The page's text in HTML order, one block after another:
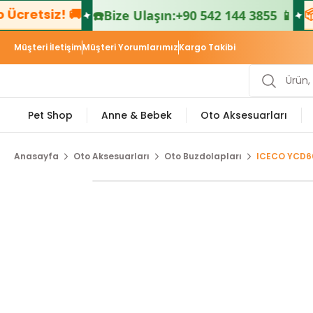
🚚 ☎️Bize Ulaşın:+90 542 144 3855 📱 📦
Müşteri İletişimMüşteri YorumlarımızKargo Takibi
Pet Shop Anne & Bebek Oto Aksesuarları
Anasayfa Oto Aksesuarları Oto Buzdolapları ICECO